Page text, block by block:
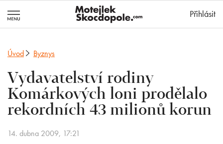
Přihlásit
Úvod Byznys
Vydavatelství rodiny
Komárkových loni prodělalo
rekordních 43 milionů korun
14. dubna 2009, 17:21